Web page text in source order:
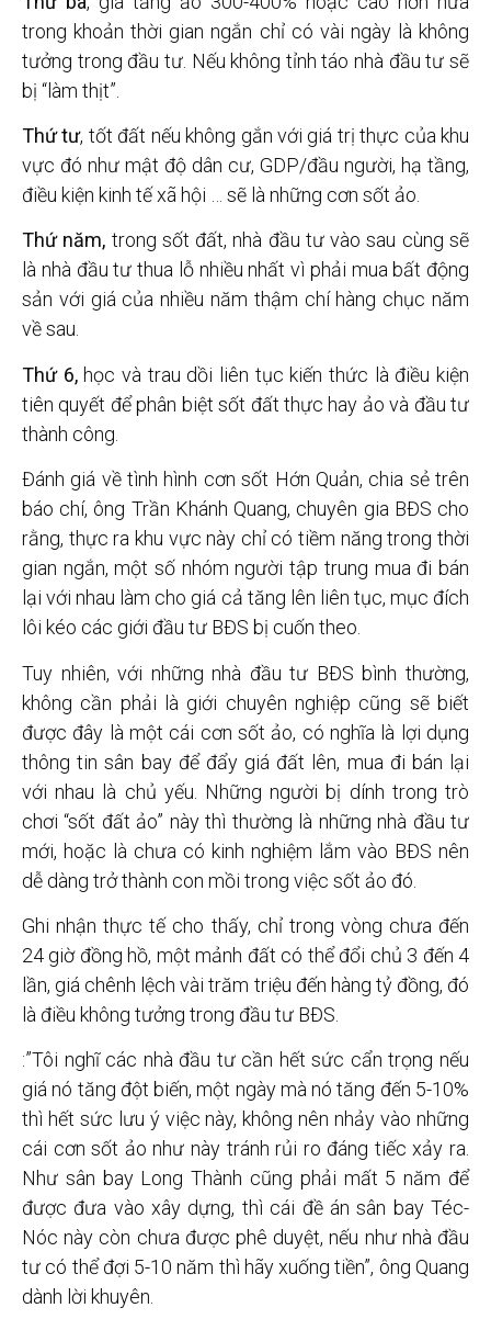
trong khoản thời gian ngắn chỉ có vài ngày là không
tưởng trong đầu tư. Nếu không tỉnh táo nhà đầu tư sẽ
bị “làm thịt”.
Thứtư, tốt đất nếu không gắn với giá trị thực của khu
vực đó như mật độ dân cư, GDP/đầu người, hạ tầng,
điều kiện kinh tế xã hội … sẽ là những cơn sốt ảo.
Thứnăm, trong sốt đất, nhà đầu tư vào sau cùng sẽ
là nhà đầu tư thua lỗ nhiều nhất vì phải mua bất động
sản với giá của nhiều năm thậm chí hàng chục năm
về sau.
Thứ6,học và trau dồi liên tục kiến thức là điều kiện
tiên quyết để phân biệt sốt đất thực hay ảo và đầu tư
thành công.
Đánh giá về tình hình cơn sốt Hớn Quản, chia sẻ trên
báo chí, ông Trần Khánh Quang, chuyên gia BĐS cho
rằng, thực ra khu vực này chỉ có tiềm năng trong thời
gian ngắn, một số nhóm người tập trung mua đi bán
lại với nhau làm cho giá cả tăng lên liên tục, mục đích
lôi kéo các giới đầu tư BĐS bị cuốn theo.
Tuy nhiên, với những nhà đầu tư BĐS bình thường,
không cần phải là giới chuyên nghiệp cũng sẽ biết
được đây là một cái cơn sốt ảo, có nghĩa là lợi dụng
thông tin sân bay để đẩy giá đất lên, mua đi bán lại
với nhau là chủ yếu. Những người bị dính trong trò
chơi “sốt đất ảo” này thì thường là những nhà đầu tư
mới, hoặc là chưa có kinh nghiệm lắm vào BĐS nên
dễ dàng trở thành con mồi trong việc sốt ảo đó.
Ghi nhận thực tế cho thấy, chỉ trong vòng chưa đến
24 giờ đồng hồ, một mảnh đất có thể đổi chủ 3 đến 4
lần, giá chênh lệch vài trăm triệu đến hàng tỷ đồng, đó
là điều không tưởng trong đầu tư BĐS.
:”Tôi nghĩ các nhà đầu tư cần hết sức cẩn trọng nếu
giá nó tăng đột biến, một ngày mà nó tăng đến 5-10%
thì hết sức lưu ý việc này, không nên nhảy vào những
cái cơn sốt ảo như này tránh rủi ro đáng tiếc xảy ra.
Như sân bay Long Thành cũng phải mất 5 năm để
được đưa vào xây dựng, thì cái đề án sân bay Téc-
Nóc này còn chưa được phê duyệt, nếu như nhà đầu
tư có thể đợi 5-10 năm thì hãy xuống tiền”, ông Quang
dành lời khuyên.